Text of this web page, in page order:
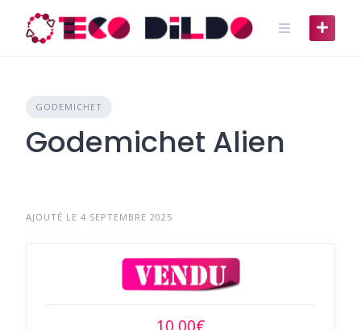
content
GODEMICHET
Godemichet Alien
AJOUTÉ LE 4 SEPTEMBRE 2025
10,00€